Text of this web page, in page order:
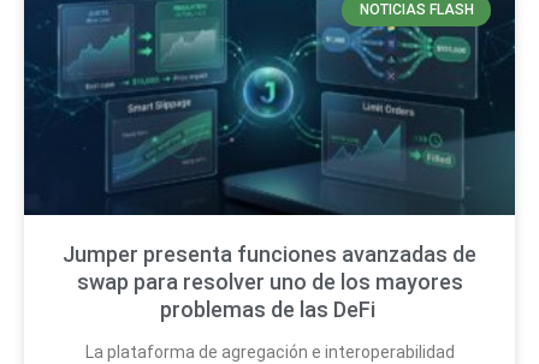
NOTICIAS FLASH
Jumper presenta funciones avanzadas de
swap para resolver uno de los mayores
problemas de las DeFi
La plataforma de agregación e interoperabilidad